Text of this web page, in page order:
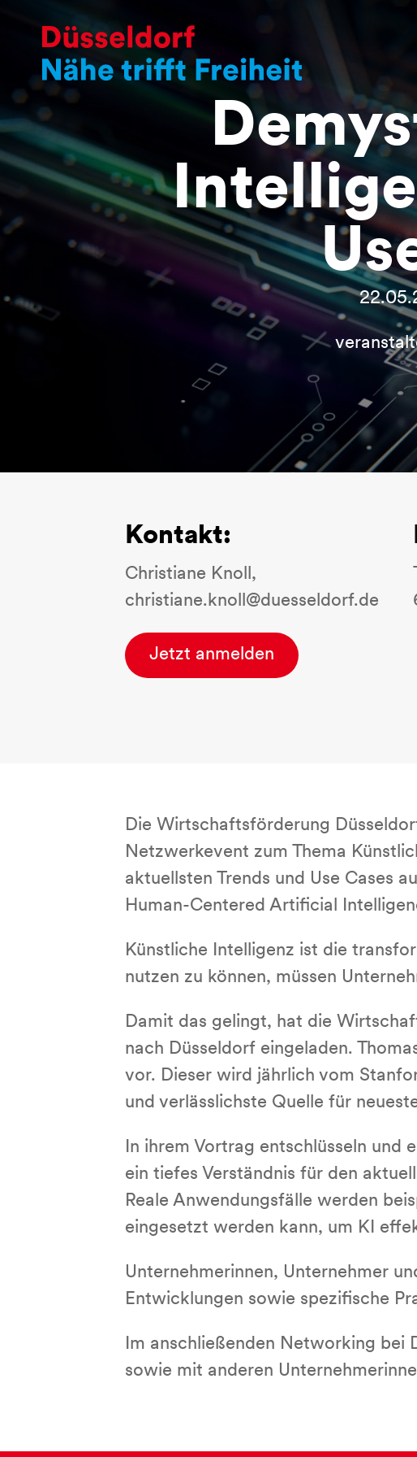
Kontakt:
Christiane Knoll,
christiane.knoll@duesseldorf.de
Jetzt anmelden
Die Wirtschaftsförderung
Netzwerkevent zum Thema
aktuellsten Trends und Use Cases
Human-Centered Artificial
Künstliche Intelligenz ist die
nutzen zu können, müssen
Damit das gelingt, hat die
nach Düsseldorf eingeladen.
vor. Dieser wird jährlich vom
und verlässlichste Quelle für
In ihrem Vortrag entschlüsseln und
ein tiefes Verständnis für den
Reale Anwendungsfälle werden
eingesetzt werden kann, um KI
Unternehmerinnen, Unternehmer
Entwicklungen sowie spezifische
Im anschließenden Networking bei
sowie mit anderen